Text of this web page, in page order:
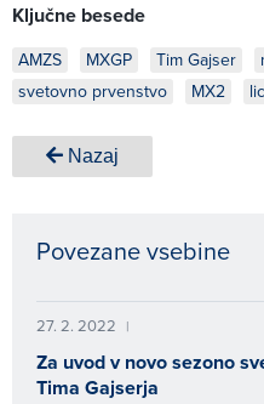
Ključne besede
AMZS MXGP Tim Gajser
svetovno prvenstvo
MX2
Nazaj
Povezane vsebine
27. 2. 2022 |
Za uvod v novo sezono
Tima Gajserja